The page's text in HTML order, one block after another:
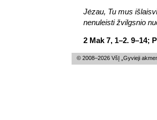
Jėzau, Tu mus
nenuleisti žvilgsnio
2 Mak 7, 1–2. 9–14;
© 2008–2026 VšĮ „Gyvieji